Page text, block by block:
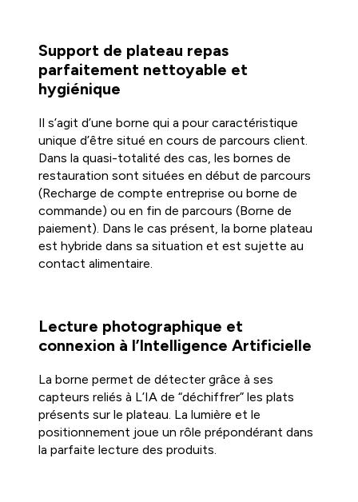
Support de plateau repas
parfaitement nettoyable et
hygiénique
Il s’agit d’une borne qui a pour caractéristique
unique d’être situé en cours de parcours client.
Dans la quasi-totalité des cas, les bornes de
restauration sont situées en début de parcours
(Recharge de compte entreprise ou borne de
commande) ou en fin de parcours (Borne de
paiement). Dans le cas présent, la borne plateau
est hybride dans sa situation et est sujette au
contact alimentaire.
Lecture photographique et
connexion à l’Intelligence Artificielle
La borne permet de détecter grâce à ses
capteurs reliés à L’IA de “déchiffrer” les plats
présents sur le plateau. La lumière et le
positionnement joue un rôle prépondérant dans
la parfaite lecture des produits.